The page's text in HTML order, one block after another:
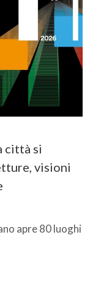
città si
visioni
apre 80 luoghi